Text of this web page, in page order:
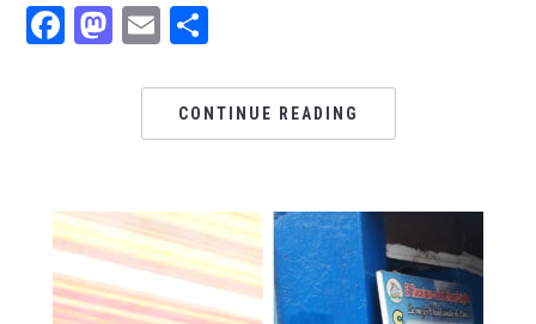
Facebook
Mastodon
EmailShare
CONTINUE READING